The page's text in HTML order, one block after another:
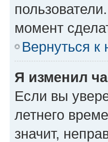
момент
Вернуться к
Я изменил
Если вы
летнего
значит,